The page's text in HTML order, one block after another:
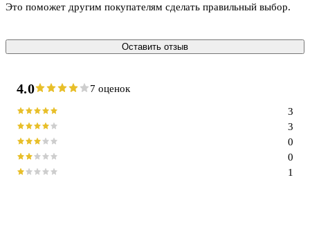
Это поможет другим покупателям сделать правильный выбор.
Оставить отзыв
4.0 7 оценок
1
0
0
3
3